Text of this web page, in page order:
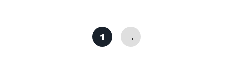
1 →